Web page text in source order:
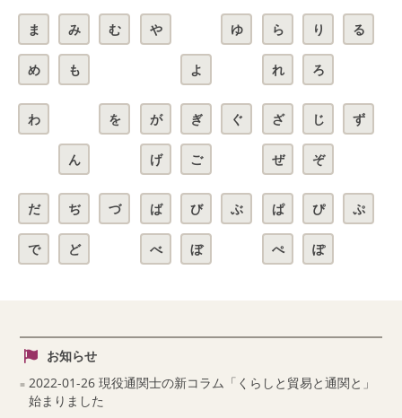
ま み む
め も
や ゆ
よ
ら り る
れ ろ
わ を
ん
が ぎ ぐ
げ ご
ざ じ ず
ぜ ぞ
だ ぢ づ
で ど
ば び ぶ
べ ぼ
ぱ ぴ ぷ
ぺ ぽ
お知らせ
2022-01-26 現役通関士の新コラム「くらしと貿易と通関と」
始まりました